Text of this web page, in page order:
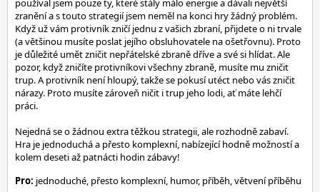
používal jsem pouze ty, které stály málo energie a dávali největší
zranění a s touto strategií jsem neměl na konci hry žádný problém.
Když už vám protivník zničí jednu z vašich zbraní, přijdete o ni trvale
(a většinou musíte poslat jejího obsluhovatele na ošetřovnu). Proto
je důležité umět zničit nepřátelské zbraně dříve a své si hlídat. Ale
pozor, když zničíte protivníkovi všechny zbraně, musíte mu zničit
trup. A protivník není hloupý, takže se pokusí utéct nebo vás zničit
nárazy. Proto musíte zároveň ničit i trup jeho lodi, ať máte lehčí
práci.
Nejedná se o žádnou extra těžkou strategii, ale rozhodně zabaví.
Hra je jednoduchá a přesto komplexní, nabízející hodně možností a
kolem deseti až patnácti hodin zábavy!
Pro: jednoduché, přesto komplexní, humor, příběh, větvení příběhu